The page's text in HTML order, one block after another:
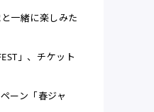
一緒に楽しみた
」、チケット
ーン「春ジャ